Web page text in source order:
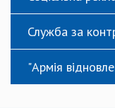
Служба за
"Армія